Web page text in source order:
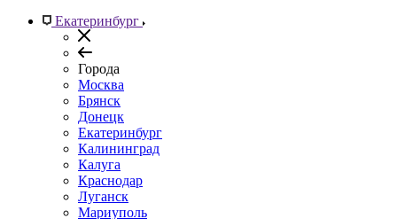
Екатеринбург
Города
Москва
Брянск
Донецк
Екатеринбург
Калининград
Калуга
Краснодар
Луганск
Мариуполь